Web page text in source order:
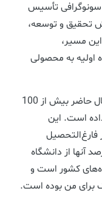
سونوگرافی تأسیس
بخش تحقیق و توسعه،
مسیر،
اولیه به محصولی
مجموعه دانش‌بنیان مدفناوران پلاس در حال حاضر بیش از 100
است. این
انسانی ارزشمند، شامل 45 نفر فارغ‌التحصیل
ارشد و دکتری هستند که 80 درصد آنها از دانشگاه
کشور است و
برای من بوده است.